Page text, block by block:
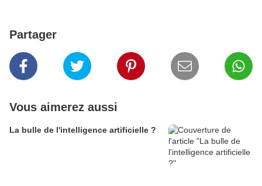
Partager
Vous aimerez aussi
La bulle de l'intelligence artificielle ?